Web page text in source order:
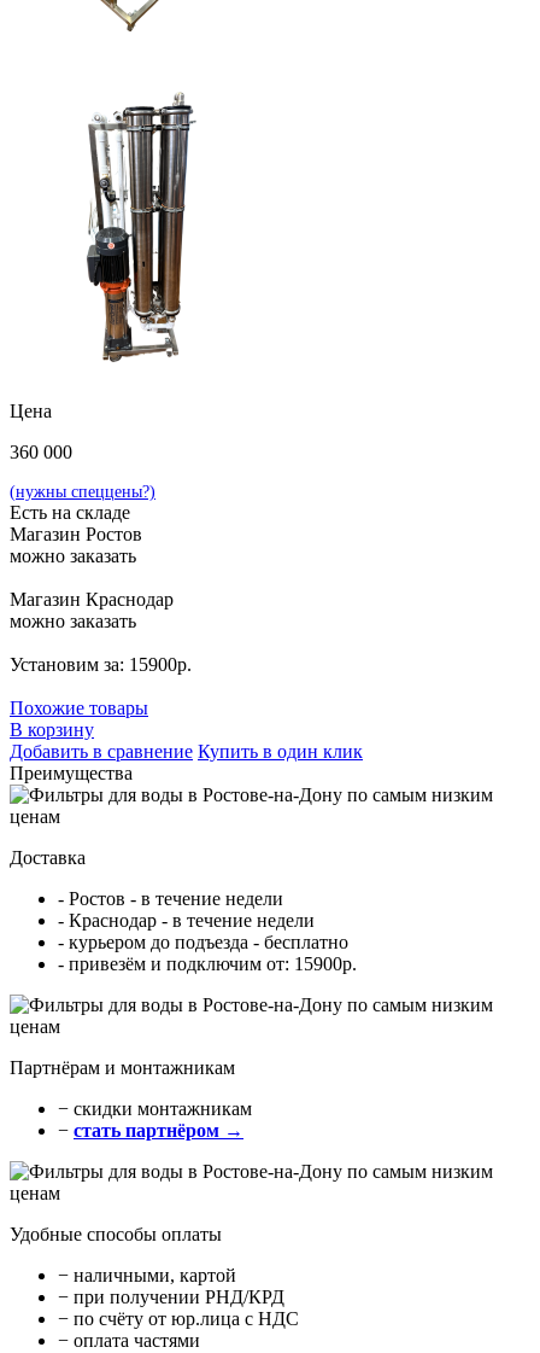
Цена
360 000
(нужны спеццены?)
Есть на складе
Магазин Ростов
можно заказать
Магазин Краснодар
можно заказать
Установим за: 15900р.
Похожие товары
В корзину
Добавить в сравнение Купить в один клик
Преимущества
Доставка
- Ростов - в течение недели
- Краснодар - в течение недели
- курьером до подъезда - бесплатно
- привезём и подключим от: 15900р.
Партнёрам и монтажникам
− cкидки монтажникам
− стать партнёром →
Удобные способы оплаты
− наличными, картой
− при получении РНД/КРД
− по счёту от юр.лица с НДС
− оплата частями